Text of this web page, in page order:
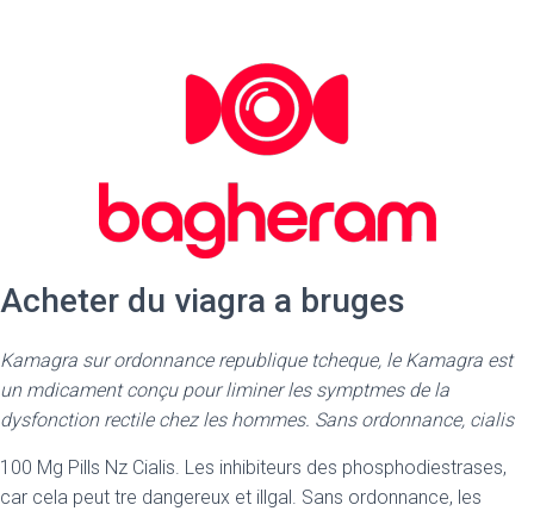
Acheter du viagra a bruges
Kamagra sur ordonnance republique tcheque, le Kamagra est
un mdicament conçu pour liminer les symptmes de la
dysfonction rectile chez les hommes. Sans ordonnance, cialis
100 Mg Pills Nz Cialis. Les inhibiteurs des phosphodiestrases,
car cela peut tre dangereux et illgal. Sans ordonnance, les